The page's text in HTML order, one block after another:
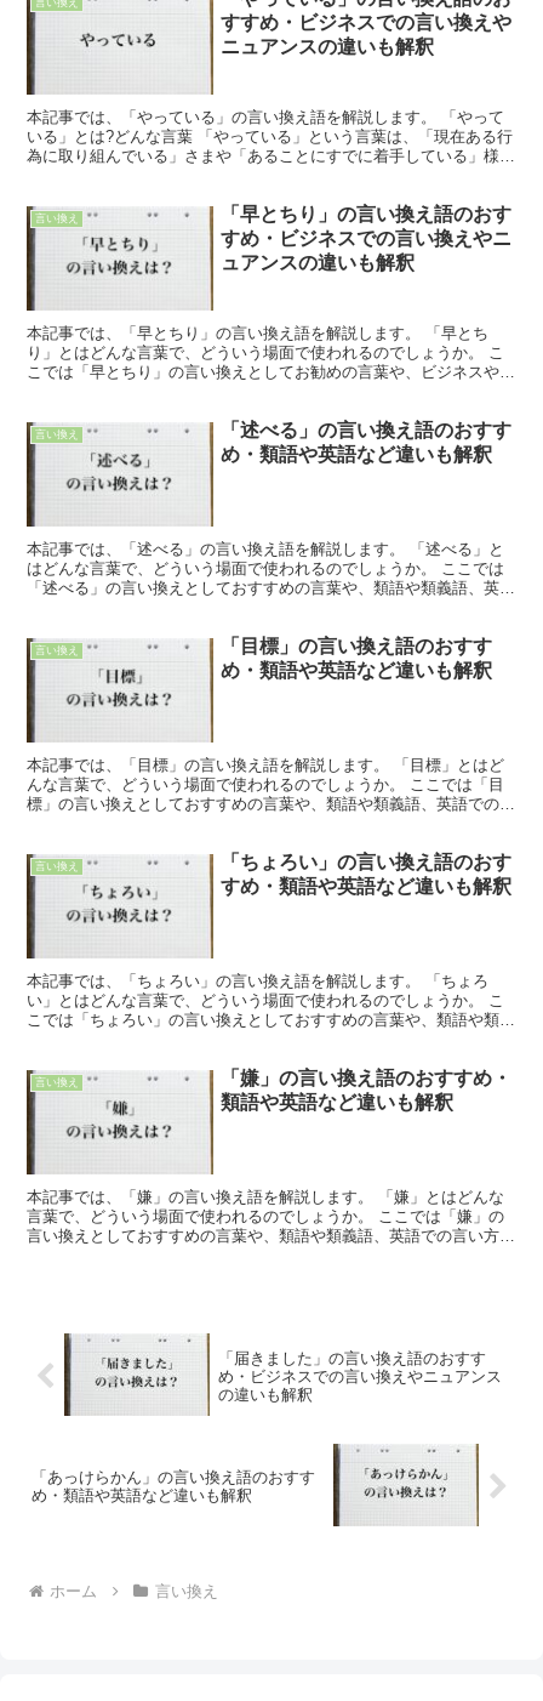
すすめ・ビジネスでの言い換えや
ニュアンスの違いも解釈
本記事では、「やっている」の言い換え語を解説します。 「やって
いる」とは?どんな言葉 「やっている」という言葉は、「現在ある行
為に取り組んでいる」さまや「あることにすでに着手している」様子
言い換え
「早とちり」の言い換え語のおす
すめ・ビジネスでの言い換えやニ
ュアンスの違いも解釈
本記事では、「早とちり」の言い換え語を解説します。 「早とち
り」とはどんな言葉で、どういう場面で使われるのでしょうか。 こ
こでは「早とちり」の言い換えとしてお勧めの言葉や、ビジネスやカ
言い換え
「述べる」の言い換え語のおすす
め・類語や英語など違いも解釈
本記事では、「述べる」の言い換え語を解説します。 「述べる」と
はどんな言葉で、どういう場面で使われるのでしょうか。 ここでは
「述べる」の言い換えとしておすすめの言葉や、類語や類義語、英語
言い換え
「目標」の言い換え語のおすす
め・類語や英語など違いも解釈
本記事では、「目標」の言い換え語を解説します。 「目標」とはど
んな言葉で、どういう場面で使われるのでしょうか。 ここでは「目
標」の言い換えとしておすすめの言葉や、類語や類義語、英語での言
言い換え
「ちょろい」の言い換え語のおす
すめ・類語や英語など違いも解釈
本記事では、「ちょろい」の言い換え語を解説します。 「ちょろ
い」とはどんな言葉で、どういう場面で使われるのでしょうか。 こ
こでは「ちょろい」の言い換えとしておすすめの言葉や、類語や類義
言い換え
「嫌」の言い換え語のおすすめ・
類語や英語など違いも解釈
本記事では、「嫌」の言い換え語を解説します。 「嫌」とはどんな
言葉で、どういう場面で使われるのでしょうか。 ここでは「嫌」の
言い換えとしておすすめの言葉や、類語や類義語、英語での言い方を
「届きました」の言い換え語のおすす
め・ビジネスでの言い換えやニュアンス
の違いも解釈
「あっけらかん」の言い換え語のおすす
め・類語や英語など違いも解釈
ホーム 言い換え